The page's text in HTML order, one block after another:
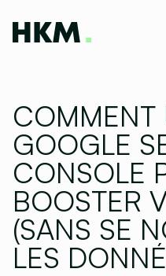
COMMENT
GOOGLE
CONSOLE
BOOSTER
(SANS SE
LES